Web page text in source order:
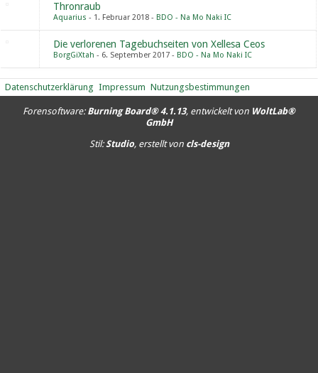
Thronraub
Aquarius 1. Februar 2018 BDO - Na Mo Naki IC
Die verlorenen Tagebuchseiten von Xellesa Ceos
BorgGiXtah 6. September 2017 BDO - Na Mo Naki IC
Datenschutzerklärung Impressum Nutzungsbestimmungen
Forensoftware: Burning Board® 4.1.13, entwickelt von WoltLab®
GmbH
Stil:Studio, erstellt von cls-design